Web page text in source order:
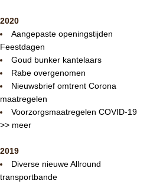
2020
Aangepaste openingstijden
Feestdagen
Goud bunker kantelaars
Rabe overgenomen
Nieuwsbrief omtrent Corona
maatregelen
Voorzorgsmaatregelen COVID-19
>> meer
2019
Diverse nieuwe Allround
transportbande